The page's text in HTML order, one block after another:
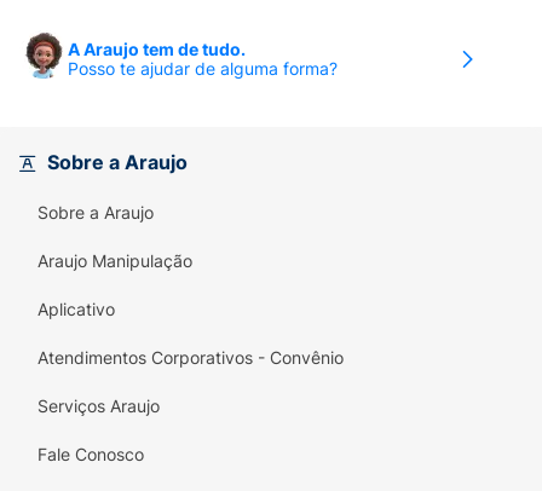
A Araujo tem de tudo.
Posso te ajudar de alguma forma?
Sobre a Araujo
Sobre a Araujo
Araujo Manipulação
Aplicativo
Atendimentos Corporativos - Convênio
Serviços Araujo
Fale Conosco